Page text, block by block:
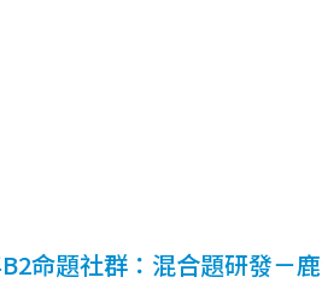
命題社群：混合題研發－鹿